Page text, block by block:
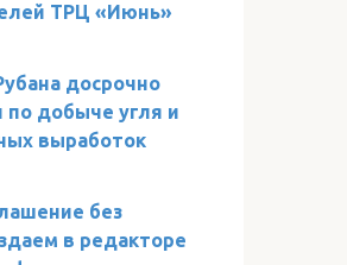
ТРЦ «Июнь»
досрочно
добыче угля и
выработок
без
в редакторе